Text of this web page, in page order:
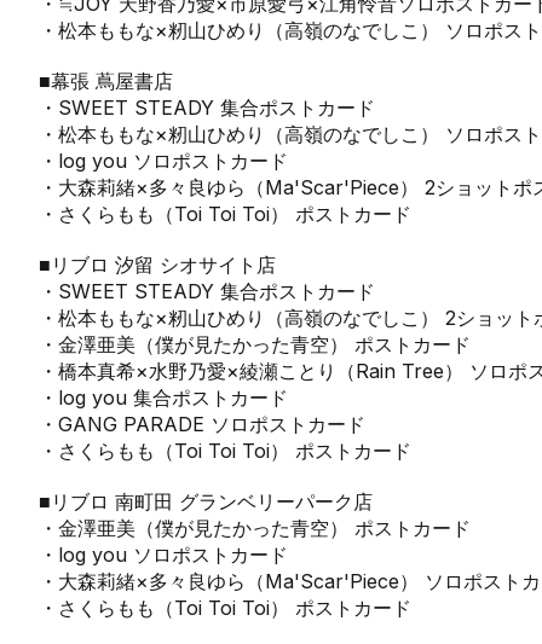
・松本ももな×籾山ひめり（高嶺のなでしこ） ソロポス
■幕張 蔦屋書店
・SWEET STEADY 集合ポストカード
・松本ももな×籾山ひめり（高嶺のなでしこ） ソロポス
・log you ソロポストカード
・大森莉緒×多々良ゆら（Ma'Scar'Piece） 2ショットポ
・さくらもも（Toi Toi Toi） ポストカード
■リブロ 汐留 シオサイト店
・SWEET STEADY 集合ポストカード
・松本ももな×籾山ひめり（高嶺のなでしこ） 2ショット
・金澤亜美（僕が見たかった青空） ポストカード
・橋本真希×水野乃愛×綾瀬ことり（Rain Tree） ソロポ
・log you 集合ポストカード
・GANG PARADE ソロポストカード
・さくらもも（Toi Toi Toi） ポストカード
■リブロ 南町田 グランベリーパーク店
・金澤亜美（僕が見たかった青空） ポストカード
・log you ソロポストカード
・大森莉緒×多々良ゆら（Ma'Scar'Piece） ソロポスト
・さくらもも（Toi Toi Toi） ポストカード